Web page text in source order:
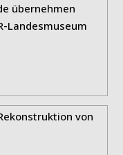
übernehmen
Landesmuseum